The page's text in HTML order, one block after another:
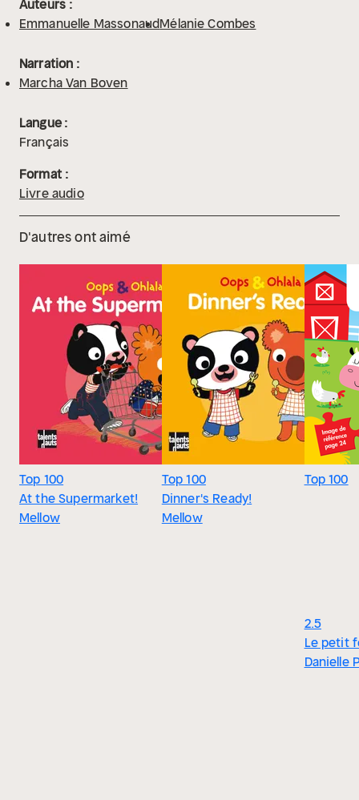
Auteurs :
Emmanuelle MassonaudMélanie Combes
Narration :
Marcha Van Boven
Langue :
Français
Format :
Livre audio
D'autres ont aimé
Top 100
At the Supermarket!
Mellow
Top 100
Dinner's Ready!
Mellow
Top 100
2.5
Le petit
Danielle